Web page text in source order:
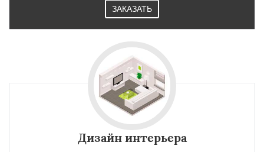
ЗАКАЗАТЬ
Дизайн интерьера